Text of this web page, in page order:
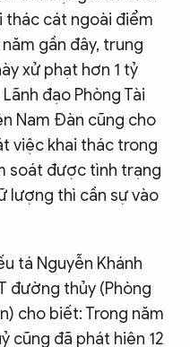
thác cát ngoài điểm
gần đây, trung
xử phạt hơn 1 tỷ
đạo Phòng Tài
Nam Đàn cũng cho
việc khai thác trong
soát được tình trạng
lượng thì cần sự vào
tá Nguyễn Khánh
đường thủy (Phòng
cho biết: Trong năm
cũng đã phát hiện 12